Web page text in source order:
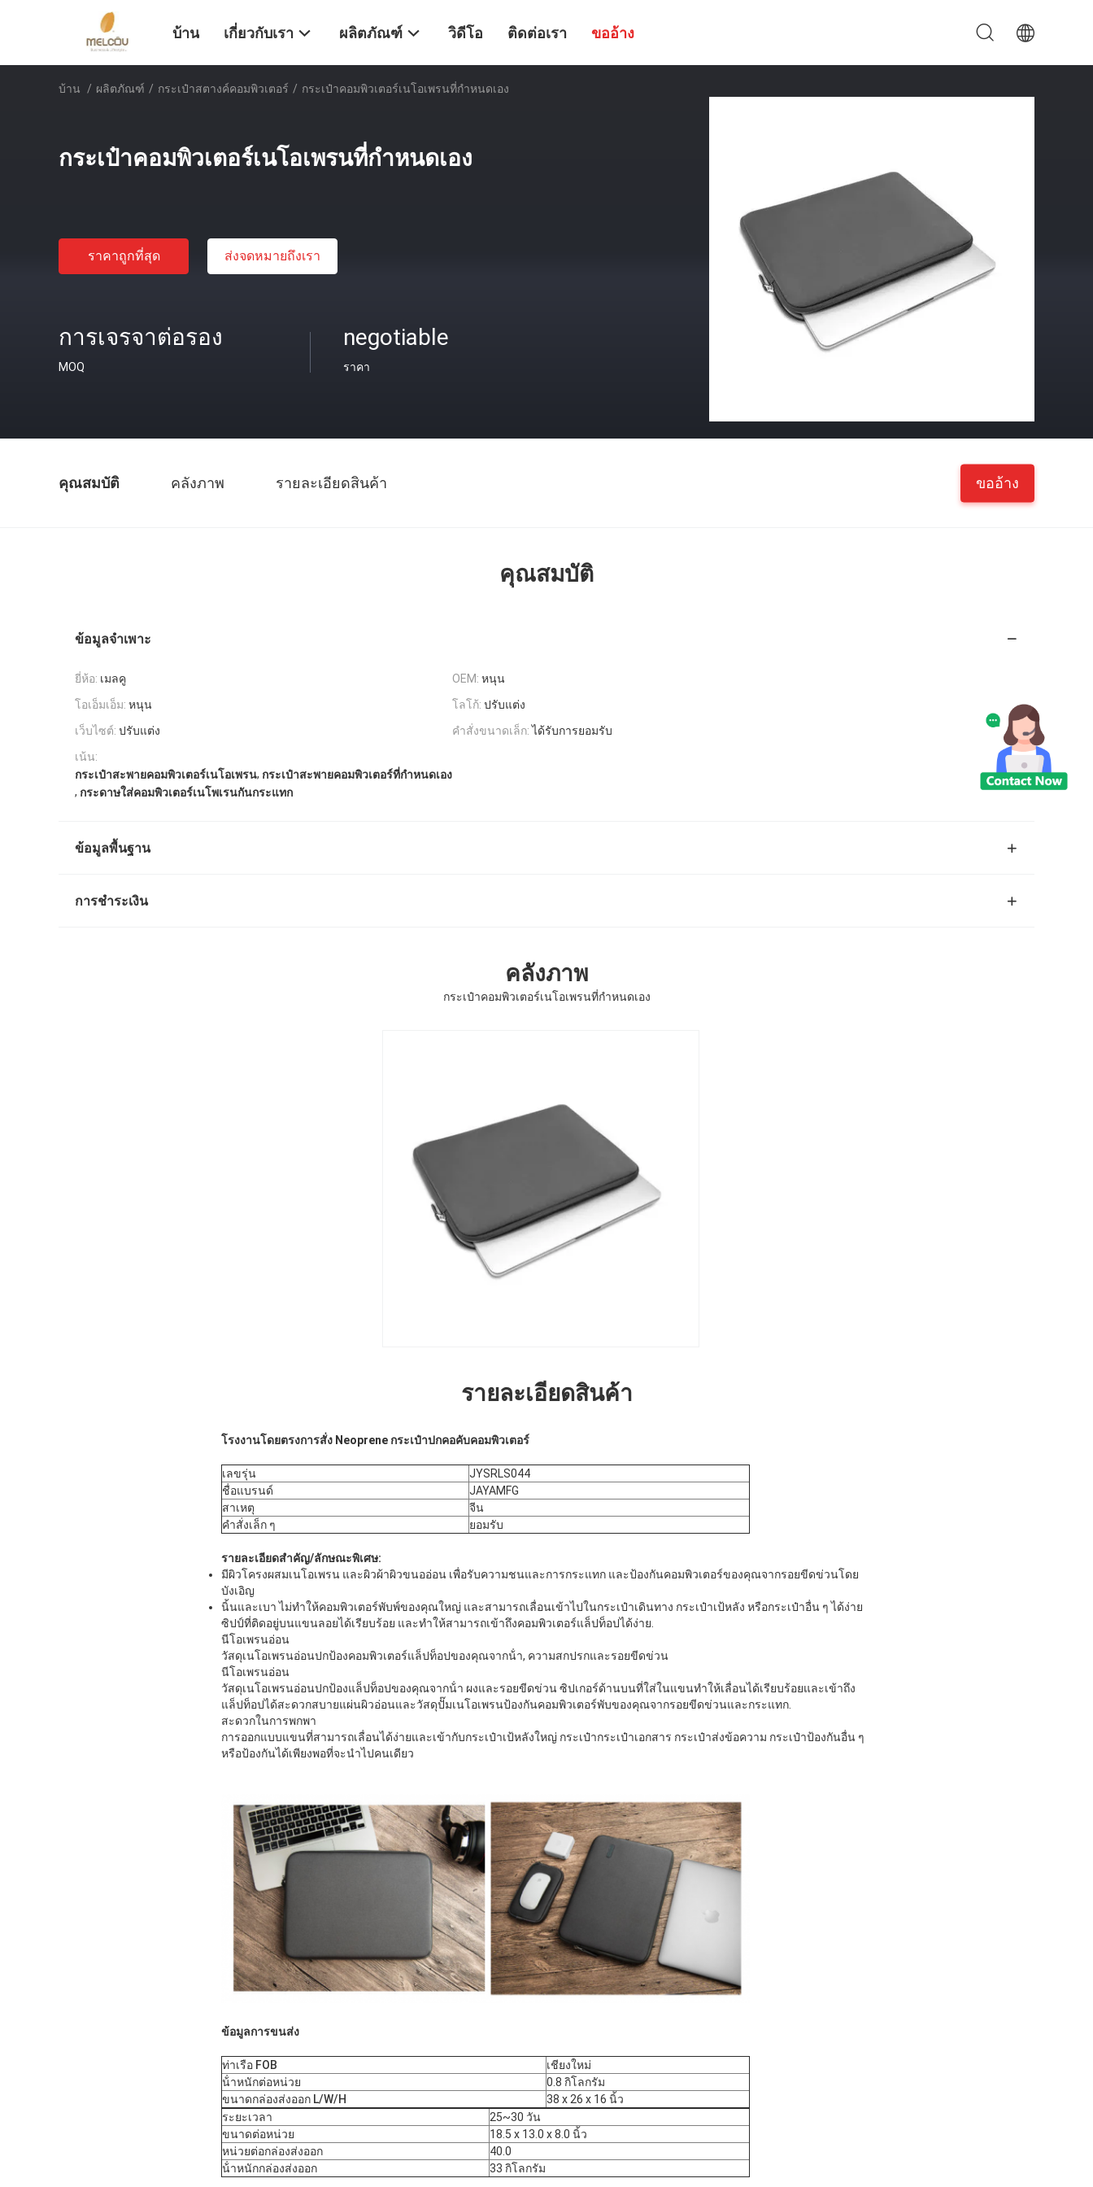
บ้าน เกี่ยวกับเรา ผลิตภัณฑ์ วิดีโอ ติดต่อเรา ขออ้าง
บ้าน / ผลิตภัณฑ์ / กระเป๋าสตางค์คอมพิวเตอร์ / กระเป๋าคอมพิวเตอร์เนโอเพรนที่กําหนดเอง
กระเป๋าคอมพิวเตอร์เนโอเพรนที่กําหนดเอง
ราคาถูกที่สุด ส่งจดหมายถึงเรา
การเจรจาต่อรอง
MOQ
negotiable
ราคา
คุณสมบัติ คลังภาพ รายละเอียดสินค้า ขออ้าง
คุณสมบัติ
ข้อมูลจำเพาะ
ยี่ห้อ: เมลคู OEM: หนุน
โอเอ็มเอ็ม: หนุน โลโก้: ปรับแต่ง
เว็บไซต์: ปรับแต่ง คำสั่งขนาดเล็ก: ได้รับการยอมรับ
เน้น:
กระเป๋าสะพายคอมพิวเตอร์เนโอเพรน, กระเป๋าสะพายคอมพิวเตอร์ที่กําหนดเอง
, กระดาษใส่คอมพิวเตอร์เนโพเรนกันกระแทก
ข้อมูลพื้นฐาน
การชำระเงิน
คลังภาพ
กระเป๋าคอมพิวเตอร์เนโอเพรนที่กําหนดเอง
รายละเอียดสินค้า
โรงงานโดยตรงการสั่ง Neoprene กระเป๋าปกคอคับคอมพิวเตอร์
เลขรุ่น
JYSRLS044
ชื่อแบรนด์
JAYAMFG
สาเหตุ
จีน
คําสั่งเล็ก ๆ
ยอมรับ
รายละเอียดสําคัญ/ลักษณะพิเศษ:
มีผิวโครงผสมเนโอเพรน และผิวผ้าผิวขนออ่อน เพื่อรับความชนและการกระแทก และป้องกันคอมพิวเตอร์ของคุณจากรอยขีดข่วนโดย
บังเอิญ
นิ้นและเบา ไม่ทําให้คอมพิวเตอร์พับพ์ของคุณใหญ่ และสามารถเลื่อนเข้าไปในกระเป๋าเดินทาง กระเป๋าเป้หลัง หรือกระเป๋าอื่น ๆ ได้ง่าย
ซิปป์ที่ติดอยู่บนแขนลอยได้เรียบร้อย และทําให้สามารถเข้าถึงคอมพิวเตอร์แล็ปท็อปได้ง่าย.
นีโอเพรนอ่อน
วัสดุเนโอเพรนอ่อนปกป้องคอมพิวเตอร์แล็ปท็อปของคุณจากน้ํา, ความสกปรกและรอยขีดข่วน
นีโอเพรนอ่อน
วัสดุเนโอเพรนอ่อนปกป้องแล็ปท็อปของคุณจากน้ํา ผงและรอยขีดข่วน ซิปเกอร์ด้านบนที่ใส่ในแขนทําให้เลื่อนได้เรียบร้อยและเข้าถึง
แล็ปท็อปได้สะดวกสบายแผ่นผิวอ่อนและวัสดุปั๊มเนโอเพรนป้องกันคอมพิวเตอร์พับของคุณจากรอยขีดข่วนและกระแทก.
สะดวกในการพกพา
การออกแบบแขนที่สามารถเลื่อนได้ง่ายและเข้ากับกระเป๋าเป้หลังใหญ่ กระเป๋ากระเป๋าเอกสาร กระเป๋าส่งข้อความ กระเป๋าป้องกันอื่น ๆ
หรือป้องกันได้เพียงพอที่จะนําไปคนเดียว
ข้อมูลการขนส่ง
ท่าเรือ FOB
เชียงใหม่
น้ําหนักต่อหน่วย
0.8 กิโลกรัม
ขนาดกล่องส่งออก L/W/H
38 x 26 x 16 นิ้ว
ระยะเวลา
25~30 วัน
ขนาดต่อหน่วย
18.5 x 13.0 x 8.0 นิ้ว
หน่วยต่อกล่องส่งออก
40.0
น้ําหนักกล่องส่งออก
33 กิโลกรัม